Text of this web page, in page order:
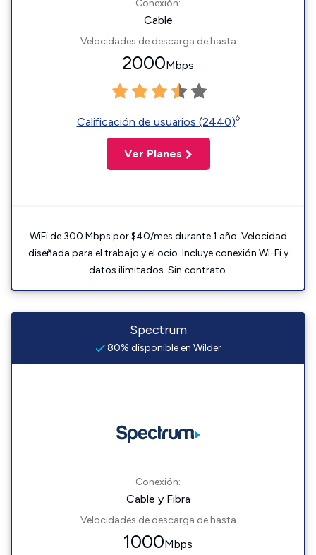
Conexión:
Cable
Velocidades de descarga de hasta
2000Mbps
Calificación de usuarios (2440)◊
Ver Planes
WiFi de 300 Mbps por $40/mes durante 1 año. Velocidad
diseñada para el trabajo y el ocio. Incluye conexión Wi-Fi y
datos ilimitados. Sin contrato.
Spectrum
80% disponible en Wilder
Conexión:
Cable y Fibra
Velocidades de descarga de hasta
1000Mbps